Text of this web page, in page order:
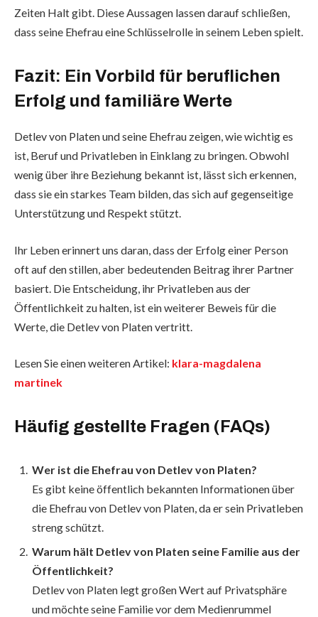
Zeiten Halt gibt. Diese Aussagen lassen darauf schließen,
dass seine Ehefrau eine Schlüsselrolle in seinem Leben spielt.
Fazit: Ein Vorbild für beruflichen
Erfolg und familiäre Werte
Detlev von Platen und seine Ehefrau zeigen, wie wichtig es
ist, Beruf und Privatleben in Einklang zu bringen. Obwohl
wenig über ihre Beziehung bekannt ist, lässt sich erkennen,
dass sie ein starkes Team bilden, das sich auf gegenseitige
Unterstützung und Respekt stützt.
Ihr Leben erinnert uns daran, dass der Erfolg einer Person
oft auf den stillen, aber bedeutenden Beitrag ihrer Partner
basiert. Die Entscheidung, ihr Privatleben aus der
Öffentlichkeit zu halten, ist ein weiterer Beweis für die
Werte, die Detlev von Platen vertritt.
Lesen Sie einen weiteren Artikel: klara-magdalena
martinek
Häufig gestellte Fragen (FAQs)
Wer ist die Ehefrau von Detlev von Platen?
Es gibt keine öffentlich bekannten Informationen über
die Ehefrau von Detlev von Platen, da er sein Privatleben
streng schützt.
Warum hält Detlev von Platen seine Familie aus der
Öffentlichkeit?
Detlev von Platen legt großen Wert auf Privatsphäre
und möchte seine Familie vor dem Medienrummel